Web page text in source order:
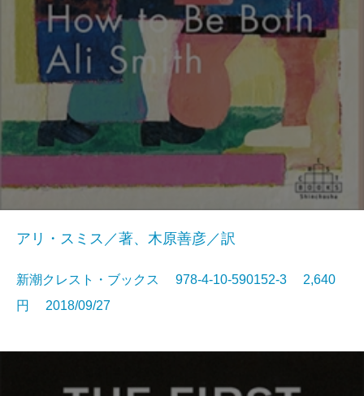
アリ・スミス／著、木原善彦／訳
新潮クレスト・ブックス 978-4-10-590152-3 2,640
円 2018/09/27